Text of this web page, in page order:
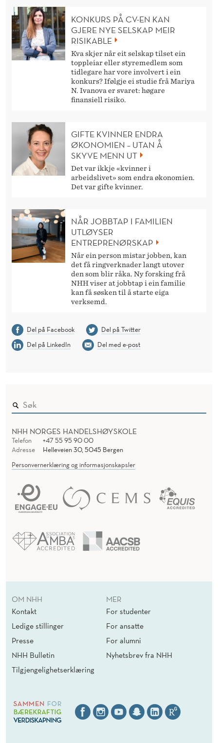
KONKURS PÅ CV-EN KAN
GJERE NYE SELSKAP MEIR
RISIKABLE
Kva skjer når eit selskap tilset ein
toppleiar eller styremedlem som
tidlegare har vore involvert i ein
konkurs? Ifølgje ei studie frå Mariya
N. Ivanova er svaret: høgare
finansiell risiko.
GIFTE KVINNER ENDRA
ØKONOMIEN – UTAN Å
SKYVE MENN UT
Det var ikkje «kvinner i
arbeidslivet» som endra økonomien.
Det var gifte kvinner.
NÅR JOBBTAP I FAMILIEN
UTLØYSER
ENTREPRENØRSKAP
Når ein person mistar jobben, kan
det få ringverknader langt utover
den som blir råka. Ny forsking frå
NHH viser at jobbtap i ein familie
kan få søsken til å starte eiga
verksemd.
Del på Facebook
Del på Twitter
Del på LinkedIn
Del med e-post
NHH NORGES HANDELSHØYSKOLE
Telefon
+47 55 95 90 00
Adresse
Helleveien 30, 5045 Bergen
Personvernerklæring og informasjonskapsler
OM NHH
Kontakt
Ledige stillinger
Presse
NHH Bulletin
Tilgjengelighetserklæring
MER
For studenter
For ansatte
For alumni
Nyhetsbrev fra NHH